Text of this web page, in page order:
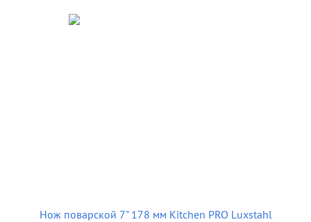
Нож поварской 7" 178 мм Kitchen PRO Luxstahl